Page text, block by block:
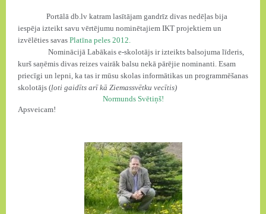
Portālā db.lv katram lasītājam gandrīz divas nedēļas bija
iespēja izteikt savu vērtējumu nominētajiem IKT projektiem un
izvēlēties savas Platīna peles 2012.
Nominācijā Labākais e-skolotājs ir izteikts balsojuma līderis,
kurš saņēmis divas reizes vairāk balsu nekā pārējie nominanti. Esam
priecīgi un lepni, ka tas ir mūsu skolas informātikas un programmēšanas
skolotājs (ļoti gaidīts arī kā Ziemassvētku vecītis)
Normunds Svētiņš!
Apsveicam!